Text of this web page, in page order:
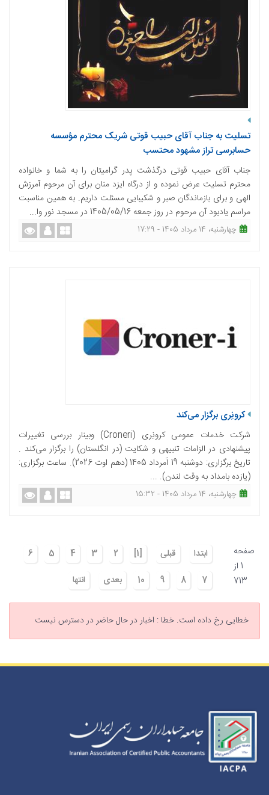
تسلیت به جناب آقای حبیب قوتی شریک محترم مؤسسه
حسابرسی تراز مشهود محتسب
جناب آقای حبیب قوتی درگذشت پدر گرامیتان را به شما و خانواده
محترم تسلیت عرض نموده و از درگاه ایزد منان برای آن مرحوم آمرزش
الهی و برای بازماندگان صبر و شکیبایی مسئلت داریم. به همین مناسبت
مراسم یادبود آن مرحوم در روز جمعه 1405/05/16 در مسجد نور وا...
چهارشنبه، 14 مرداد 1405 - 17:29
کرونِری برگزار می‌کند
شرکت خدمات عمومی کرونِری (Croneri) وبینار بررسی تغییرات
پیشنهادی در الزامات تنبیهی و شکایت (در انگلستان) را برگزار می‌کند .
تاریخ برگزاری: دوشنبه 19 اَمرداد 1405 (دهم اوت 2026). ساعت برگزاری:
(یازده بامداد به وقت لندن). ...
چهارشنبه، 14 مرداد 1405 - 15:32
صفحه
1 از
713
ابتدا قبلی [1]
2
3
4
5
6
7
8
9
10 بعدی انتها
خطایی رخ داده است. خطا : اخبار در حال حاضر در دسترس نیست